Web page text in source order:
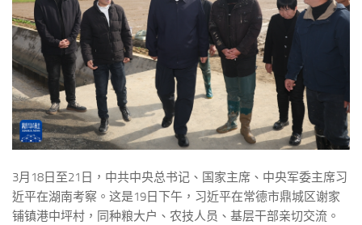
3月18日至21日，中共中央总书记、国家主席、中央军委主席习
近平在湖南考察。这是19日下午，习近平在常德市鼎城区谢家
铺镇港中坪村，同种粮大户、农技人员、基层干部亲切交流。